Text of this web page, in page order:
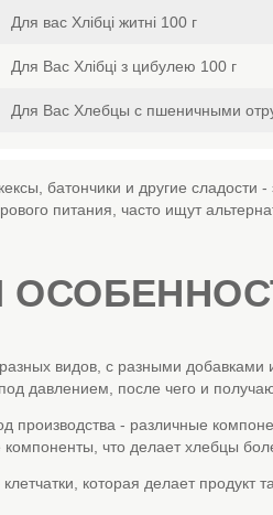
Для вас Хлібці житні 100 г
Для Вас Хлібці з цибулею 100 г
Для Вас Хлебцы с пшеничными
батончики и другие
питания, часто ищут
видов, с разными добавками
давлением, после чего и
производства - различные
что делает хлебцы
которая делает